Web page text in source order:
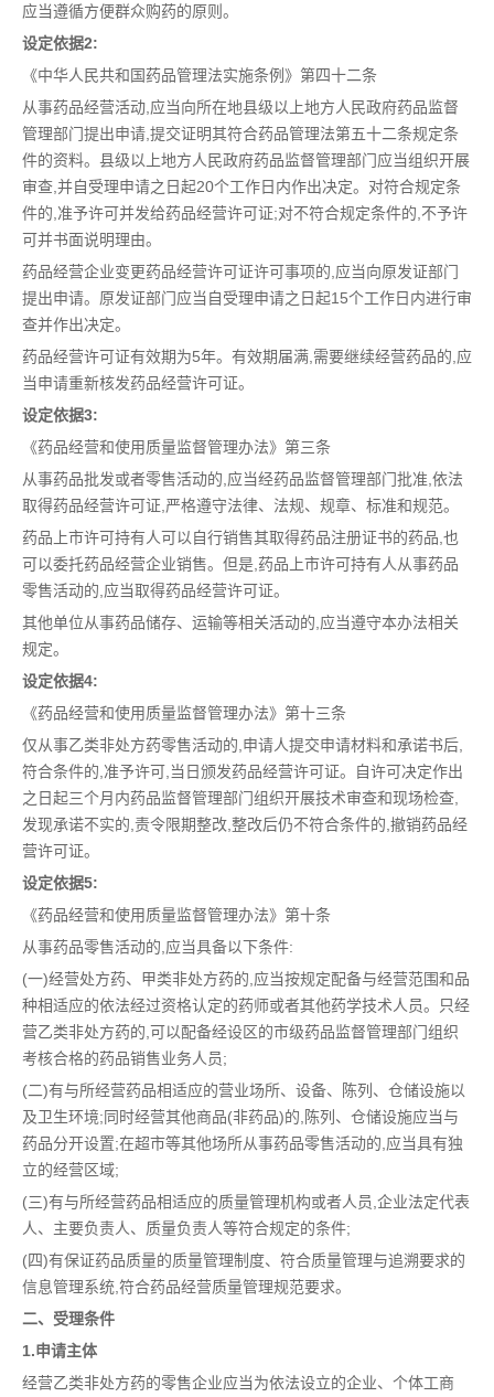
应当遵循方便群众购药的原则。
设定依据2:
《中华人民共和国药品管理法实施条例》第四十二条
从事药品经营活动,应当向所在地县级以上地方人民政府药品监督
管理部门提出申请,提交证明其符合药品管理法第五十二条规定条
件的资料。县级以上地方人民政府药品监督管理部门应当组织开展
审查,并自受理申请之日起20个工作日内作出决定。对符合规定条
件的,准予许可并发给药品经营许可证;对不符合规定条件的,不予许
可并书面说明理由。
药品经营企业变更药品经营许可证许可事项的,应当向原发证部门
提出申请。原发证部门应当自受理申请之日起15个工作日内进行审
查并作出决定。
药品经营许可证有效期为5年。有效期届满,需要继续经营药品的,应
当申请重新核发药品经营许可证。
设定依据3:
《药品经营和使用质量监督管理办法》第三条
从事药品批发或者零售活动的,应当经药品监督管理部门批准,依法
取得药品经营许可证,严格遵守法律、法规、规章、标准和规范。
药品上市许可持有人可以自行销售其取得药品注册证书的药品,也
可以委托药品经营企业销售。但是,药品上市许可持有人从事药品
零售活动的,应当取得药品经营许可证。
其他单位从事药品储存、运输等相关活动的,应当遵守本办法相关
规定。
设定依据4:
《药品经营和使用质量监督管理办法》第十三条
仅从事乙类非处方药零售活动的,申请人提交申请材料和承诺书后,
符合条件的,准予许可,当日颁发药品经营许可证。自许可决定作出
之日起三个月内药品监督管理部门组织开展技术审查和现场检查,
发现承诺不实的,责令限期整改,整改后仍不符合条件的,撤销药品经
营许可证。
设定依据5:
《药品经营和使用质量监督管理办法》第十条
从事药品零售活动的,应当具备以下条件:
(一)经营处方药、甲类非处方药的,应当按规定配备与经营范围和品
种相适应的依法经过资格认定的药师或者其他药学技术人员。只经
营乙类非处方药的,可以配备经设区的市级药品监督管理部门组织
考核合格的药品销售业务人员;
(二)有与所经营药品相适应的营业场所、设备、陈列、仓储设施以
及卫生环境;同时经营其他商品(非药品)的,陈列、仓储设施应当与
药品分开设置;在超市等其他场所从事药品零售活动的,应当具有独
立的经营区域;
(三)有与所经营药品相适应的质量管理机构或者人员,企业法定代表
人、主要负责人、质量负责人等符合规定的条件;
(四)有保证药品质量的质量管理制度、符合质量管理与追溯要求的
信息管理系统,符合药品经营质量管理规范要求。
二、受理条件
1.申请主体
经营乙类非处方药的零售企业应当为依法设立的企业、个体工商